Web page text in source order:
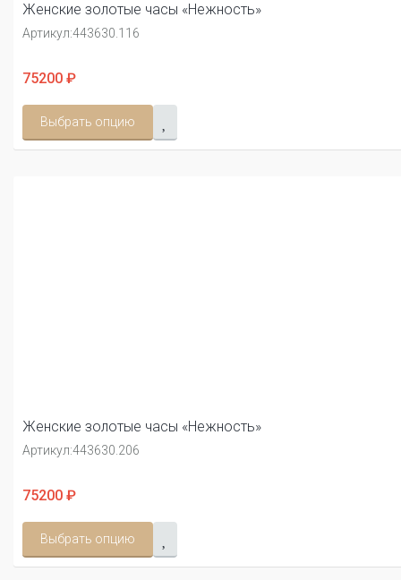
Женские золотые часы «Нежность»
Артикул:443630.116
75200 ₽
Выбрать опцию
Женские золотые часы «Нежность»
Артикул:443630.206
75200 ₽
Выбрать опцию